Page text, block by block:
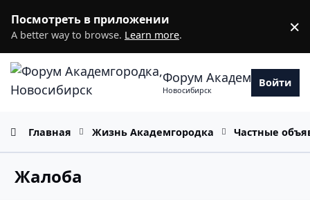
Посмотреть в приложении
A better way to browse. Learn more. ×
Форум Академгородка
Новосибирск
Войти
Главная Жизнь Академгородка Частные
Жалоба